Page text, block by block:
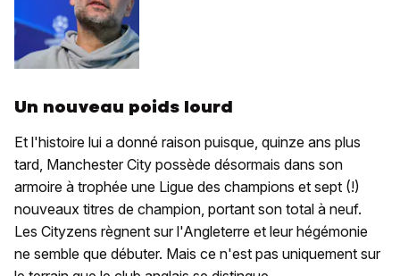
Un nouveau poids lourd
Et l'histoire lui a donné raison puisque, quinze ans plus
tard, Manchester City possède désormais dans son
armoire à trophée une Ligue des champions et sept (!)
nouveaux titres de champion, portant son total à neuf.
Les Cityzens règnent sur l'Angleterre et leur hégémonie
ne semble que débuter. Mais ce n'est pas uniquement sur